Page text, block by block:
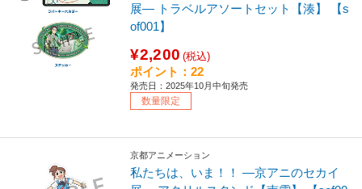
展― トラベルアソートセット【湊】 【s
of001】
¥2,200 (税込)
ポイント：22
発売日：2025年10月中旬発売
数量限定
京都アニメーション
私たちは、いま！！ ―京アニのセカイ